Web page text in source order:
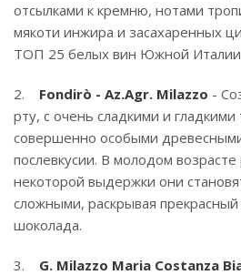
отсылками к кремню, нотами
мякоти инжира и засахаренных
ТОП 25 белых вин Южной Италии
2. Fondirò - Az.Agr. Milazzo -
рту, с очень сладкими и гладкими
совершенно особыми
послевкусии. В молодом
некоторой выдержки они
сложными, раскрывая прекрасный
шоколада.
3. G. Milazzo Maria Costanza